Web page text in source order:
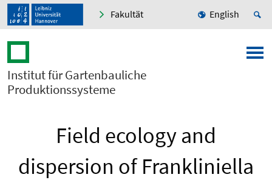
Fakultät English
Institut für Gartenbauliche
Produktionssysteme
Field ecology and
dispersion of Frankliniella